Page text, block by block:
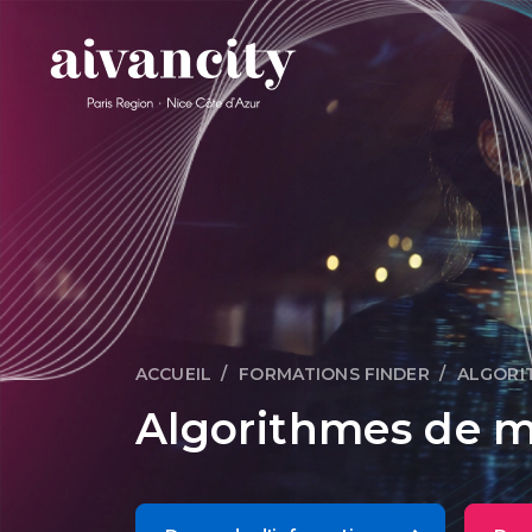
Aller au contenu principal
Fil d'Ariane
ACCUEIL FORMATIONS FINDER
Algorithmes de